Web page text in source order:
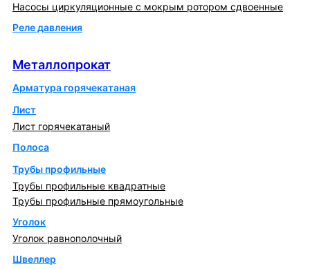
Насосы циркуляционные с мокрым ротором сдвоенные
Реле давления
Металлопрокат
Арматура горячекатаная
Лист
Лист горячекатаный
Полоса
Трубы профильные
Трубы профильные квадратные
Трубы профильные прямоугольные
Уголок
Уголок равнополочный
Швеллер